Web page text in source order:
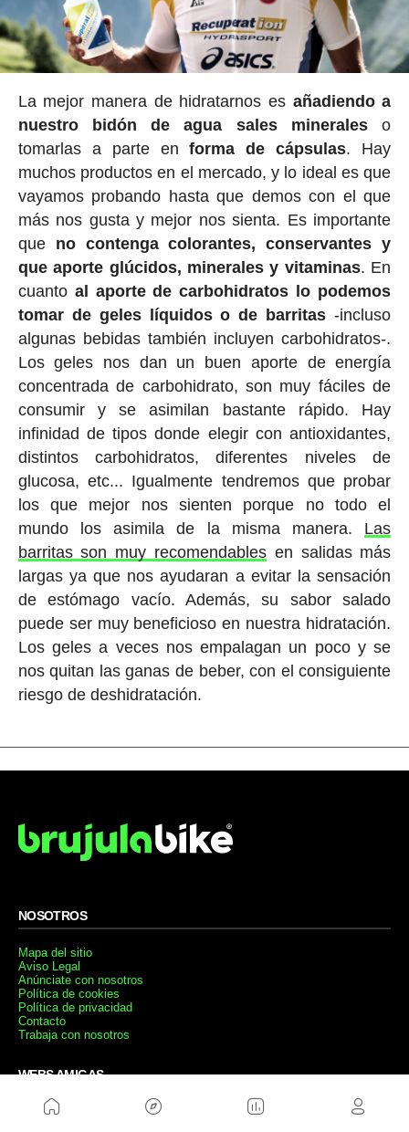
La mejor manera de hidratarnos es añadiendo a
nuestro bidón de agua sales minerales o
tomarlas a parte enforma de cápsulas. Hay
muchos productos en el mercado, y lo ideal es que
vayamos probando hasta que demos con el que
más nos gusta y mejor nos sienta. Es importante
que no contenga colorantes, conservantes y
que aporte glúcidos, minerales y vitaminas. En
cuanto al aporte de carbohidratos lo podemos
tomar de geles líquidos o de barritas -incluso
algunas bebidas también incluyen carbohidratos-.
Los geles nos dan un buen aporte de energía
concentrada de carbohidrato, son muy fáciles de
consumir y se asimilan bastante rápido. Hay
infinidad de tipos donde elegir con antioxidantes,
distintos carbohidratos, diferentes niveles de
glucosa, etc... Igualmente tendremos que probar
los que mejor nos sienten porque no todo el
mundo los asimila de la misma manera. Las
barritas son muy recomendablesen salidas más
largas ya que nos ayudaran a evitar la sensación
de estómago vacío. Además, su sabor salado
puede ser muy beneficioso en nuestra hidratación.
Los geles a veces nos empalagan un poco y se
nos quitan las ganas de beber, con el consiguiente
riesgo de deshidratación.
NOSOTROS
Mapa del sitio
Aviso Legal
Anúnciate con nosotros
Política de cookies
Política de privacidad
Contacto
Trabaja con nosotros
WEBS AMIGAS
MusickMag